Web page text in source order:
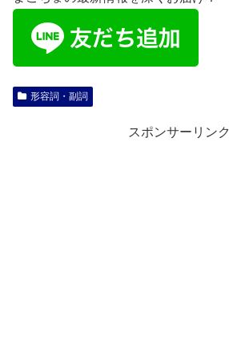
形容詞・副詞
スポンサーリンク